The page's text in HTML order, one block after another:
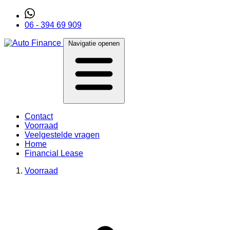
06 - 394 69 909
Navigatie openen
Contact
Voorraad
Veelgestelde vragen
Home
Financial Lease
Voorraad